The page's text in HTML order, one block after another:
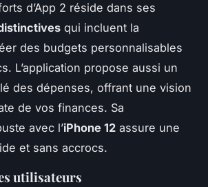
d’App 2 réside dans ses
qui incluent la
des budgets personnalisables
L’application propose aussi un
des dépenses, offrant une vision
de vos finances. Sa
avec l’iPhone 12 assure une
et sans accrocs.
utilisateurs